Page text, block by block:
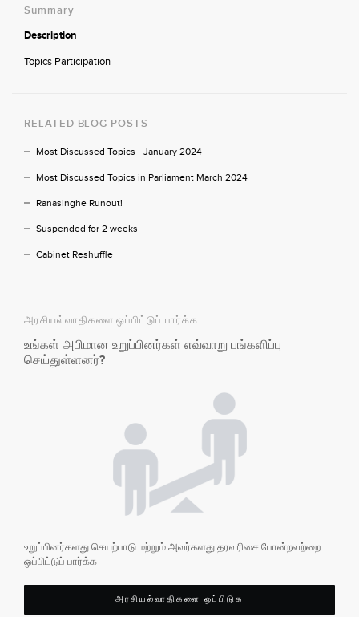
Summary
Description
Topics Participation
RELATED BLOG POSTS
Most Discussed Topics - January 2024
Most Discussed Topics in Parliament March 2024
Ranasinghe Runout!
Suspended for 2 weeks
Cabinet Reshuffle
அரசியல்வாதிகளை ஒப்பிட்டுப் பார்க்க
உங்கள் அபிமான உறுப்பினர்கள் எவ்வாறு பங்களிப்பு
செய்துள்ளனர்?
உறுப்பினர்களது செயற்பாடு மற்றும் அவர்களது தரவரிசை போன்றவற்றை
ஒப்பிட்டுப் பார்க்க
அரசியல்வாதிகளை ஒப்பிடுக